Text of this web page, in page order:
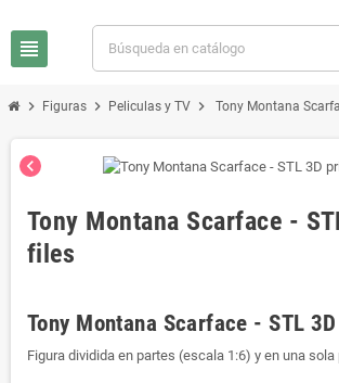
view_headline
chevron_right Figuras chevron_right Peliculas y TV chevron_right Tony Montana
chevron_left
Tony Montana Scarface -
files
Tony Montana Scarface - STL
Figura dividida en partes (escala 1:6) y en una sola